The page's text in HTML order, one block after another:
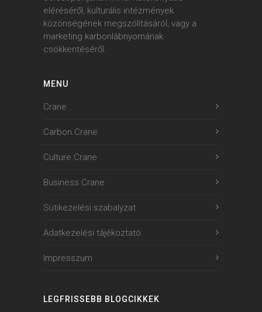
eléréséről, kulturális intézmények
közönségének megszólításáról, vagy a
marketing karbonlábnyomának
csökkentéséről.
MENU
Crane
Carbon.Crane
Culture.Crane
Business.Crane
Sütikezelési szabalyzat
Adatkezelési tájékoztató
Impresszum
LEGFRISSEBB BLOGCIKKEK